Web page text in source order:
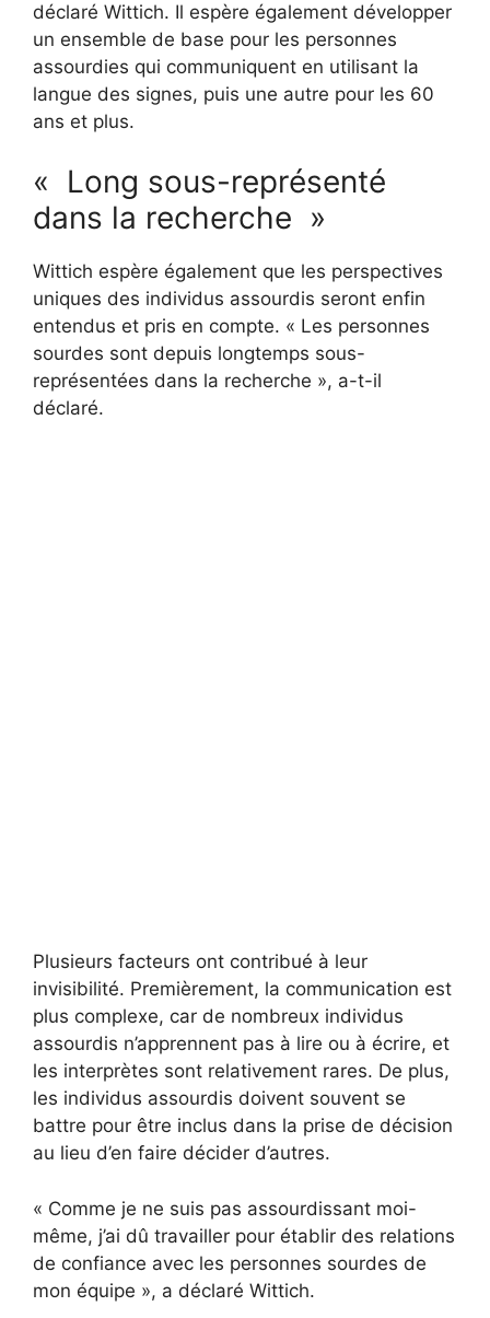
déclaré Wittich. Il espère également développer
un ensemble de base pour les personnes
assourdies qui communiquent en utilisant la
langue des signes, puis une autre pour les 60
ans et plus.
« Long sous-représenté
dans la recherche »
Wittich espère également que les perspectives
uniques des individus assourdis seront enfin
entendus et pris en compte. « Les personnes
sourdes sont depuis longtemps sous-
représentées dans la recherche », a-t-il
déclaré.
Plusieurs facteurs ont contribué à leur
invisibilité. Premièrement, la communication est
plus complexe, car de nombreux individus
assourdis n’apprennent pas à lire ou à écrire, et
les interprètes sont relativement rares. De plus,
les individus assourdis doivent souvent se
battre pour être inclus dans la prise de décision
au lieu d’en faire décider d’autres.
« Comme je ne suis pas assourdissant moi-
même, j’ai dû travailler pour établir des relations
de confiance avec les personnes sourdes de
mon équipe », a déclaré Wittich.